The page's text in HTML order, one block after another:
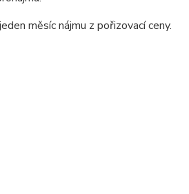
měsíc nájmu z pořizovací ceny.